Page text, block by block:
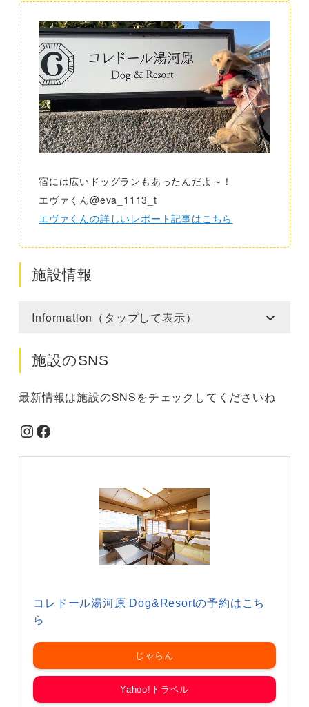
宿には広いドッグランもあったんだよ～！
エヴァくん@eva_1113_t
エヴァくんの詳しいレポート記事はこちら
施設情報
Information（タップして表示）
施設のSNS
最新情報は施設のSNSをチェックしてくださいね
Instagram
Facebook
コレドール湯河原 Dog&Resortの予約はこち
ら
じゃらん
Yahoo!トラベル